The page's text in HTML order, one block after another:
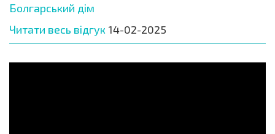
Болгарський дім
Читати весь відгук 14-02-2025